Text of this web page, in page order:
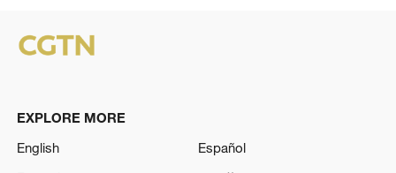
EXPLORE MORE
English
Español